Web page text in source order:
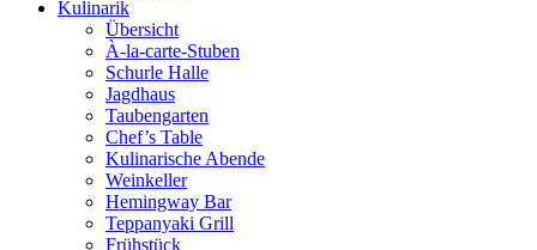
Kulinarik
Übersicht
À-la-carte-Stuben
Schurle Halle
Jagdhaus
Taubengarten
Chef’s Table
Kulinarische Abende
Weinkeller
Hemingway Bar
Teppanyaki Grill
Frühstück